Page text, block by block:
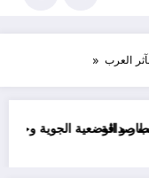
العرب
الجزائرية اليوم